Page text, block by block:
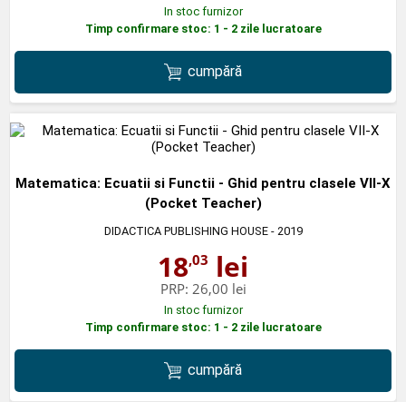
In stoc furnizor
Timp confirmare stoc: 1 - 2 zile lucratoare
cumpără
Matematica: Ecuatii si Functii - Ghid pentru clasele VII-X
(Pocket Teacher)
DIDACTICA PUBLISHING HOUSE- 2019
18,03 lei
PRP: 26,00 lei
In stoc furnizor
Timp confirmare stoc: 1 - 2 zile lucratoare
cumpără